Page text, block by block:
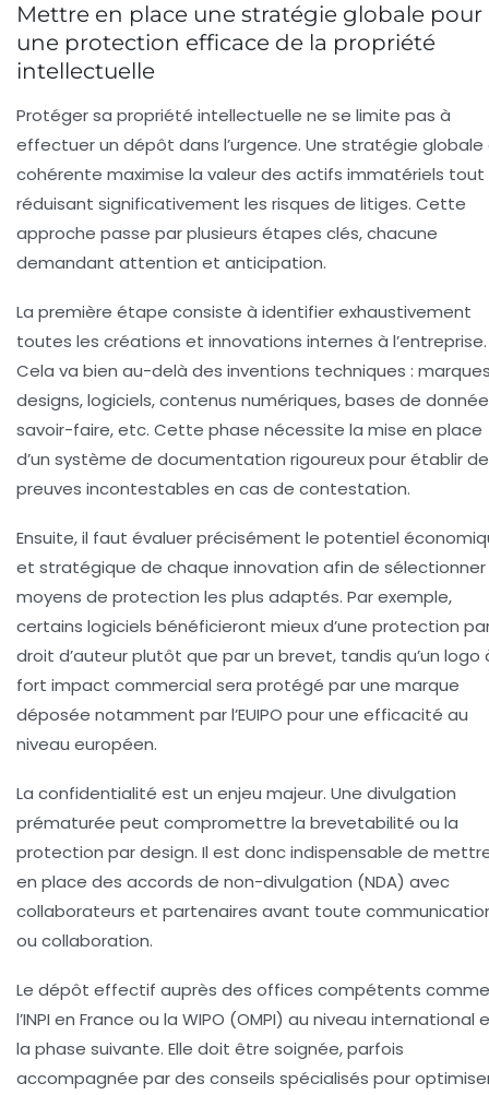
Mettre en place une stratégie globale pour
une protection efficace de la propriété
intellectuelle
Protéger sa propriété intellectuelle ne se limite pas à
effectuer un dépôt dans l’urgence. Une stratégie
cohérente maximise la valeur des actifs immatériels tout
réduisant significativement les risques de litiges. Cette
approche passe par plusieurs étapes clés, chacune
demandant attention et anticipation.
La première étape consiste à identifier exhaustivement
toutes les créations et innovations internes à l’entreprise.
Cela va bien au-delà des inventions techniques :
designs, logiciels, contenus numériques, bases de
savoir-faire, etc. Cette phase nécessite la mise en place
d’un système de documentation rigoureux pour établir
preuves incontestables en cas de contestation.
Ensuite, il faut évaluer précisément le potentiel
et stratégique de chaque innovation afin de sélectionner
moyens de protection les plus adaptés. Par exemple,
certains logiciels bénéficieront mieux d’une protection
droit d’auteur plutôt que par un brevet, tandis qu’un logo
fort impact commercial sera protégé par une marque
déposée notamment par l’EUIPO pour une efficacité au
niveau européen.
La confidentialité est un enjeu majeur. Une divulgation
prématurée peut compromettre la brevetabilité ou la
protection par design. Il est donc indispensable de
en place des accords de non-divulgation (NDA) avec
collaborateurs et partenaires avant toute
ou collaboration.
Le dépôt effectif auprès des offices compétents comme
l’INPI en France ou la WIPO (OMPI) au niveau international
la phase suivante. Elle doit être soignée, parfois
accompagnée par des conseils spécialisés pour